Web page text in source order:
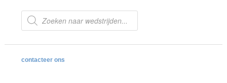
Producten
zoeken
contacteer ons